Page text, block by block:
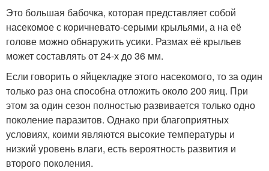
Это большая бабочка, которая представляет собой
насекомое с коричневато-серыми крыльями, а на её
голове можно обнаружить усики. Размах её крыльев
может составлять от 24-х до 36 мм.
Если говорить о яйцекладке этого насекомого, то за один
только раз она способна отложить около 200 яиц. При
этом за один сезон полностью развивается только одно
поколение паразитов. Однако при благоприятных
условиях, коими являются высокие температуры и
низкий уровень влаги, есть вероятность развития и
второго поколения.